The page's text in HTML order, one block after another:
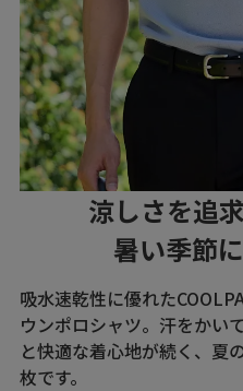
涼しさを追
暑い季節
吸水速乾性に優れた
ウンポロシャツ。汗をかい
と快適な着心地が続く、夏
枚です。